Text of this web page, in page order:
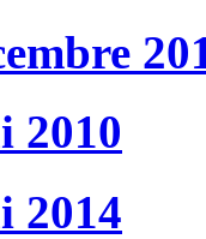
2010
2014